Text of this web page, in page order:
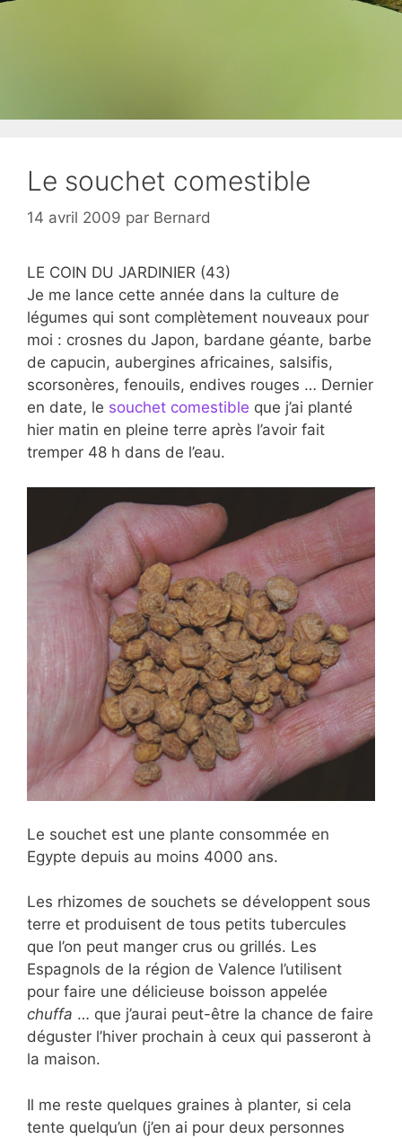
Le souchet comestible
14 avril 2009 par Bernard
LE COIN DU JARDINIER (43)
Je me lance cette année dans la culture de
légumes qui sont complètement nouveaux pour
moi : crosnes du Japon, bardane géante, barbe
de capucin, aubergines africaines, salsifis,
scorsonères, fenouils, endives rouges … Dernier
en date, le souchet comestible que j’ai planté
hier matin en pleine terre après l’avoir fait
tremper 48 h dans de l’eau.
Le souchet est une plante consommée en
Egypte depuis au moins 4000 ans.
Les rhizomes de souchets se développent sous
terre et produisent de tous petits tubercules
que l’on peut manger crus ou grillés. Les
Espagnols de la région de Valence l’utilisent
pour faire une délicieuse boisson appelée
chuffa … que j’aurai peut-être la chance de faire
déguster l’hiver prochain à ceux qui passeront à
la maison.
Il me reste quelques graines à planter, si cela
tente quelqu’un (j’en ai pour deux personnes